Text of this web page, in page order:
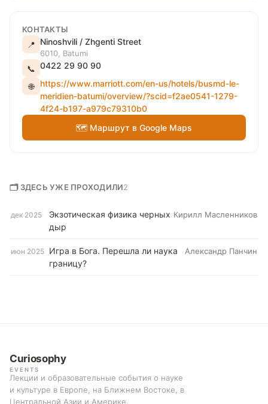
КОНТАКТЫ
📍 Ninoshvili / Zhgenti Street
6010, Batumi
📞 0422 29 90 90
🌐
https://www.marriott.com/en-us/hotels/busmd-le-
meridien-batumi/overview/?scid=f2ae0541-1279-
4f24-b197-a979c79310b0
🗺 Маршрут в Google Maps
🗂 ЗДЕСЬ УЖЕ ПРОХОДИЛИ2
дек 2025
Экзотическая физика черных
дыр
Кирилл Масленников
июн 2025 Игра в Бога. Перешла ли наука
границу?
Александр Панчин
Curiosophy
EVENTS
Лекции и образовательные события о науке
и культуре в Европе, на Ближнем Востоке, в
Центральной Азии и Америке.